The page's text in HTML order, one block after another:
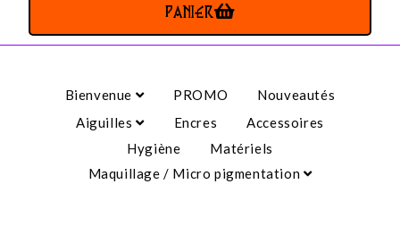
PANIER
Bienvenue PROMO
Nouveautés
Aiguilles
Encres
Accessoires
Hygiène
Matériels
Maquillage / Micro pigmentation